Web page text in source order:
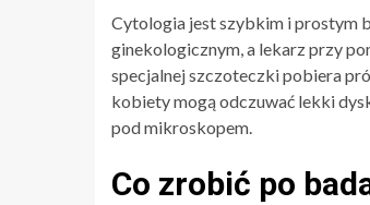
Cytologia jest szybkim i prostym
ginekologicznym, a lekarz przy
specjalnej szczoteczki pobiera
kobiety mogą odczuwać lekki
pod mikroskopem.
Co zrobić po